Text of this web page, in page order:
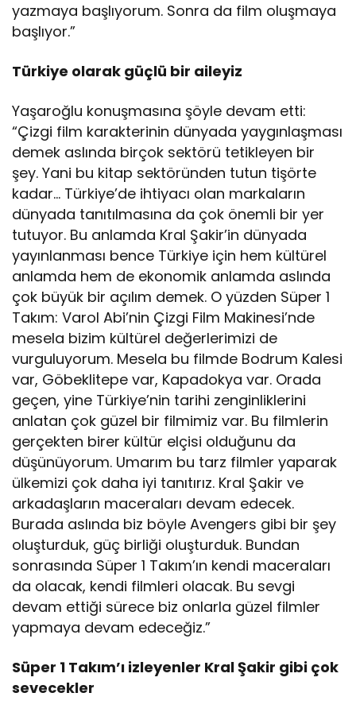
yazmaya başlıyorum. Sonra da film oluşmaya
başlıyor.”
Türkiye olarak güçlü bir aileyiz
Yaşaroğlu konuşmasına şöyle devam etti:
“Çizgi film karakterinin dünyada yaygınlaşması
demek aslında birçok sektörü tetikleyen bir
şey. Yani bu kitap sektöründen tutun tişörte
kadar… Türkiye’de ihtiyacı olan markaların
dünyada tanıtılmasına da çok önemli bir yer
tutuyor. Bu anlamda Kral Şakir’in dünyada
yayınlanması bence Türkiye için hem kültürel
anlamda hem de ekonomik anlamda aslında
çok büyük bir açılım demek. O yüzden Süper 1
Takım: Varol Abi’nin Çizgi Film Makinesi’nde
mesela bizim kültürel değerlerimizi de
vurguluyorum. Mesela bu filmde Bodrum Kalesi
var, Göbeklitepe var, Kapadokya var. Orada
geçen, yine Türkiye’nin tarihi zenginliklerini
anlatan çok güzel bir filmimiz var. Bu filmlerin
gerçekten birer kültür elçisi olduğunu da
düşünüyorum. Umarım bu tarz filmler yaparak
ülkemizi çok daha iyi tanıtırız. Kral Şakir ve
arkadaşların maceraları devam edecek.
Burada aslında biz böyle Avengers gibi bir şey
oluşturduk, güç birliği oluşturduk. Bundan
sonrasında Süper 1 Takım’ın kendi maceraları
da olacak, kendi filmleri olacak. Bu sevgi
devam ettiği sürece biz onlarla güzel filmler
yapmaya devam edeceğiz.”
Süper 1 Takım’ı izleyenler Kral Şakir gibi çok
sevecekler